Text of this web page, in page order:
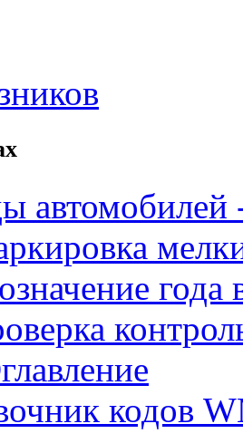
автомобилей
года
кодов